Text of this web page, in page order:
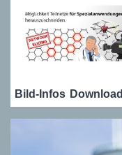
Bild-Infos Download